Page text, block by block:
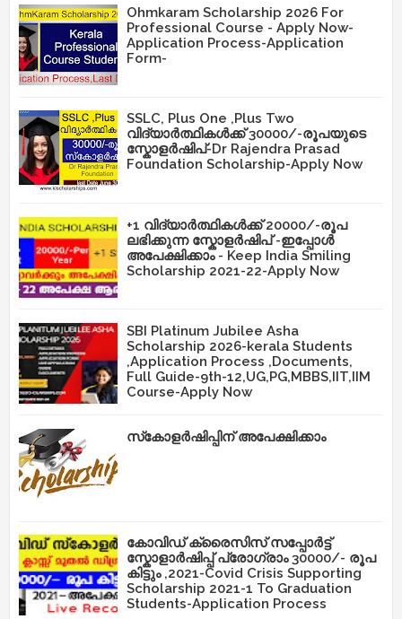
Ohmkaram Scholarship 2026 For
Professional Course - Apply Now-
Application Process-Application
Form-
SSLC, Plus One ,Plus Two
വിദ്യാർത്ഥികൾക്ക് 30000/-രൂപയുടെ
സ്കോളർഷിപ്-Dr Rajendra Prasad
Foundation Scholarship-Apply Now
+1 വിദ്യാർത്ഥികൾക്ക് 20000/-രൂപ
ലഭിക്കുന്ന സ്കോളർഷിപ് -ഇപ്പോൾ
അപേക്ഷിക്കാം - Keep India Smiling
Scholarship 2021-22-Apply Now
SBI Platinum Jubilee Asha
Scholarship 2026-kerala Students
,Application Process ,Documents,
Full Guide-9th-12,UG,PG,MBBS,IIT,IIM
Course-Apply Now
സ്‌കോളർഷിപ്പിന് അപേക്ഷിക്കാം
കോവിഡ് ക്രൈസിസ് സപ്പോർട്ട്
സ്കോളാർഷിപ്പ് പ്രോഗ്രാം 30000/- രൂപ
കിട്ടും ,2021-Covid Crisis Supporting
Scholarship 2021-1 To Graduation
Students-Application Process